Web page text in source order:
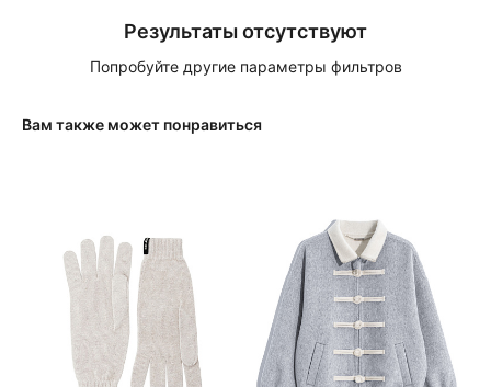
Результаты отсутствуют
Попробуйте другие параметры фильтров
Вам также может понравиться